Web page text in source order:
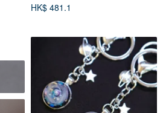
HK$ 481.1